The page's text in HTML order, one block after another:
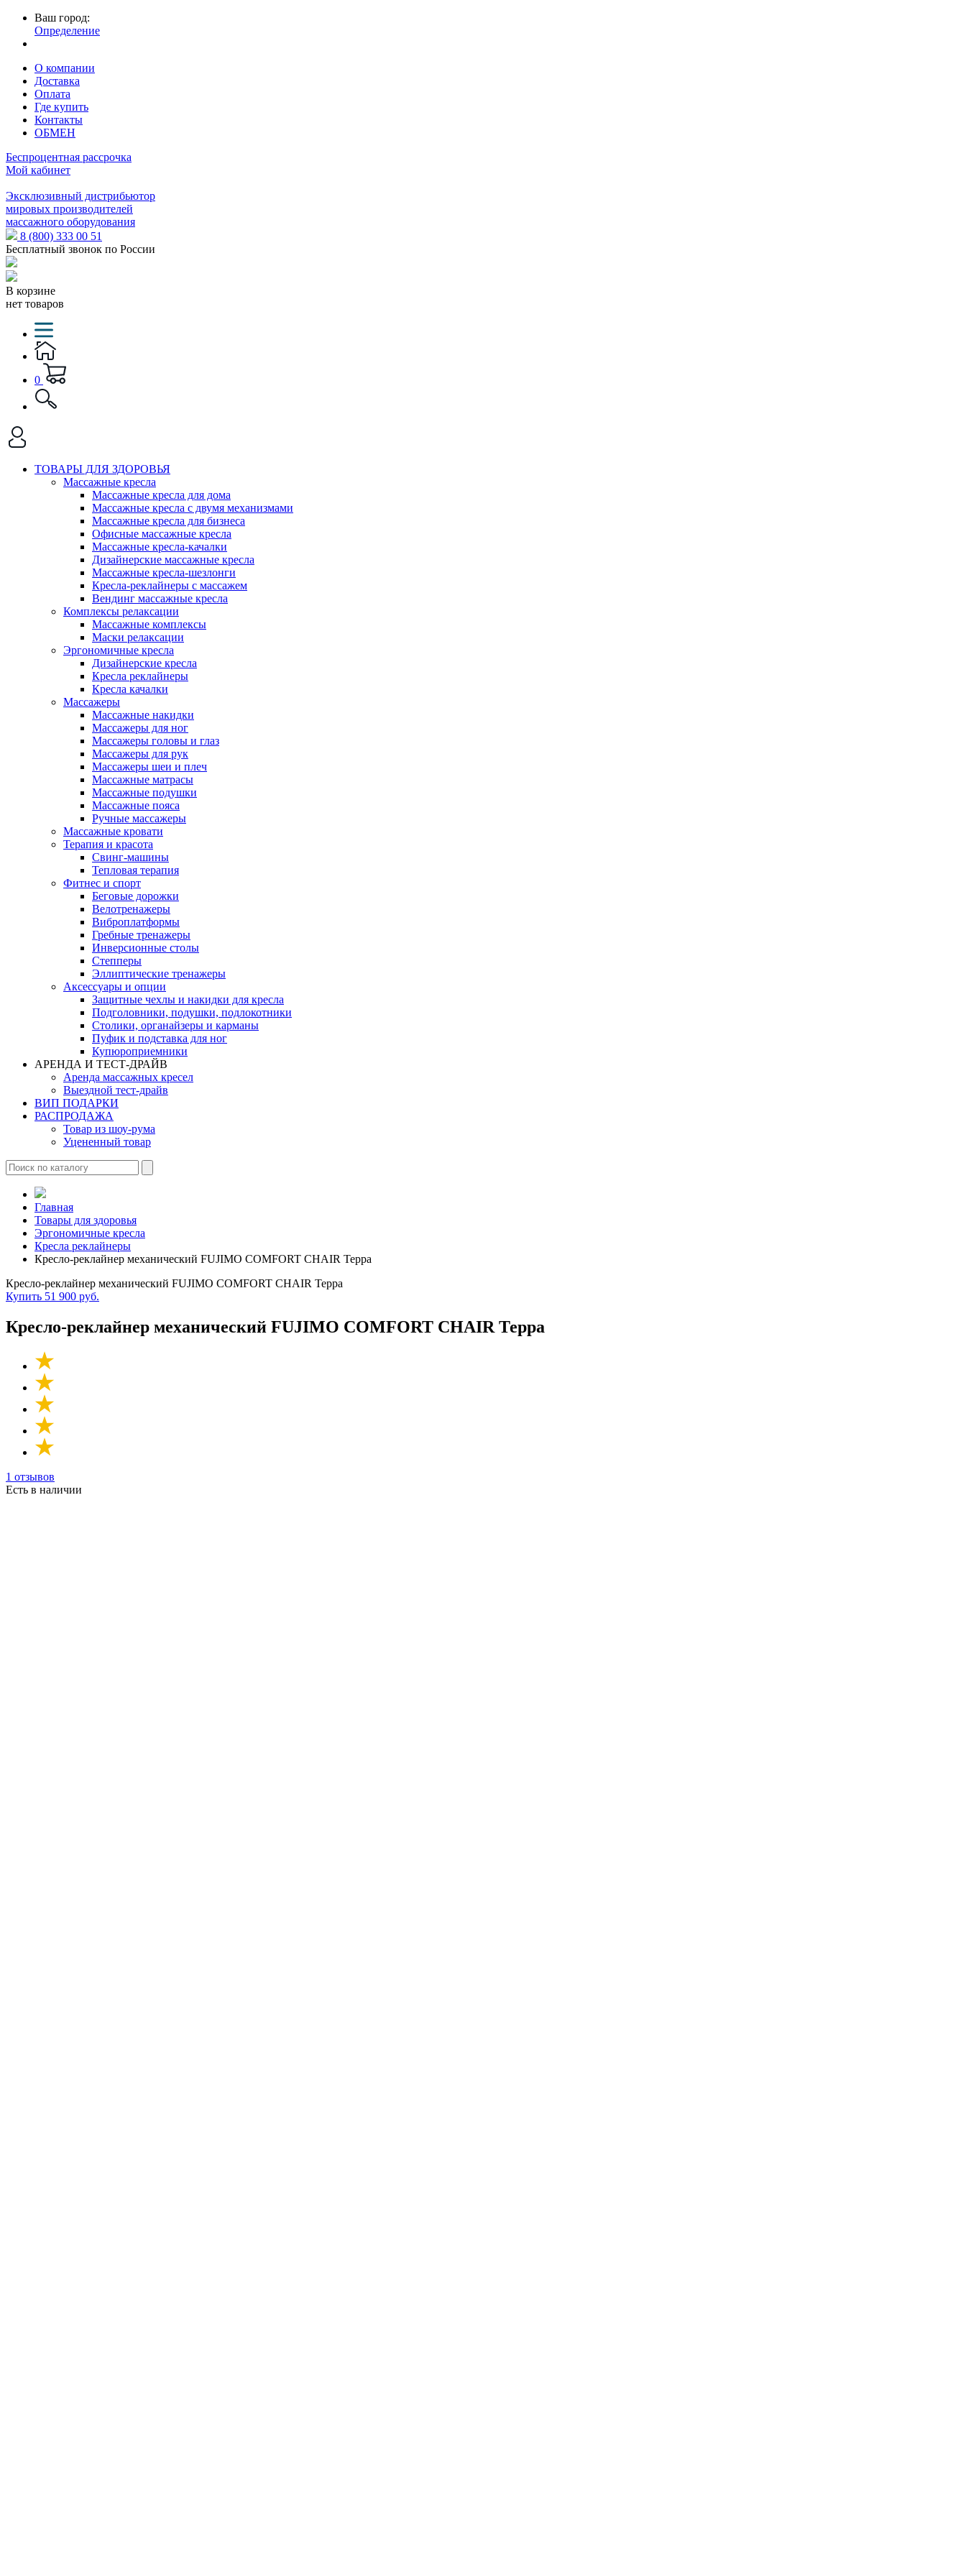
Ваш город:
Определение
О компании
Доставка
Оплата
Где купить
Контакты
ОБМЕН
Беспроцентная рассрочка
Мой кабинет
Эксклюзивный дистрибьютор
мировых производителей
массажного оборудования
8 (800) 333 00 51
Бесплатный звонок по России
В корзине
нет товаров
0
ТОВАРЫ ДЛЯ ЗДОРОВЬЯ
Массажные кресла
Массажные кресла для дома
Массажные кресла с двумя механизмами
Массажные кресла для бизнеса
Офисные массажные кресла
Массажные кресла-качалки
Дизайнерские массажные кресла
Массажные кресла-шезлонги
Кресла-реклайнеры с массажем
Вендинг массажные кресла
Комплексы релаксации
Массажные комплексы
Маски релаксации
Эргономичные кресла
Дизайнерские кресла
Кресла реклайнеры
Кресла качалки
Массажеры
Массажные накидки
Массажеры для ног
Массажеры головы и глаз
Массажеры для рук
Массажеры шеи и плеч
Массажные матрасы
Массажные подушки
Массажные пояса
Ручные массажеры
Массажные кровати
Терапия и красота
Свинг-машины
Тепловая терапия
Фитнес и спорт
Беговые дорожки
Велотренажеры
Виброплатформы
Гребные тренажеры
Инверсионные столы
Степперы
Эллиптические тренажеры
Аксессуары и опции
Защитные чехлы и накидки для кресла
Подголовники, подушки, подлокотники
Столики, органайзеры и карманы
Пуфик и подставка для ног
Купюроприемники
АРЕНДА И ТЕСТ-ДРАЙВ
Аренда массажных кресел
Выездной тест-драйв
ВИП ПОДАРКИ
РАСПРОДАЖА
Товар из шоу-рума
Уцененный товар
Главная
Товары для здоровья
Эргономичные кресла
Кресла реклайнеры
Кресло-реклайнер механический FUJIMO COMFORT CHAIR Терра
Кресло-реклайнер механический FUJIMO COMFORT CHAIR Терра
Купить 51 900 руб.
Кресло-реклайнер механический FUJIMO COMFORT CHAIR Терра
1 отзывов
Есть в наличии